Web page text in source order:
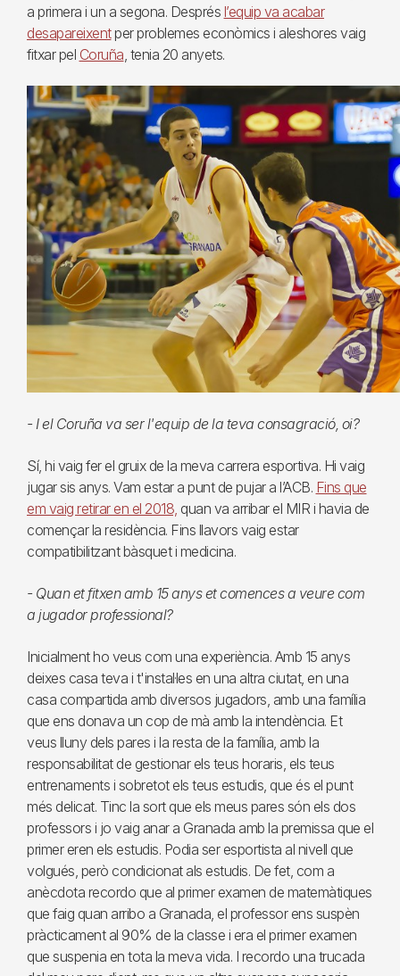
a primera i un a segona. Després l’equip va acabar
desapareixentper problemes econòmics i aleshores vaig
fitxar pel Coruña , tenia 20 anyets.
- I el Coruña va ser l'equip de la teva consagració, oi?
Sí, hi vaig fer el gruix de la meva carrera esportiva. Hi vaig
jugar sis anys. Vam estar a punt de pujar a l’ACB. Fins que
em vaig retirar en el 2018, quan va arribar el MIR i havia de
començar la residència. Fins llavors vaig estar
compatibilitzant bàsquet i medicina.
- Quan et fitxen amb 15 anys et comences a veure com
a jugador professional?
Inicialment ho veus com una experiència. Amb 15 anys
deixes casa teva i t'instal·les en una altra ciutat, en una
casa compartida amb diversos jugadors, amb una família
que ens donava un cop de mà amb la intendència. Et
veus lluny dels pares i la resta de la família, amb la
responsabilitat de gestionar els teus horaris, els teus
entrenaments i sobretot els teus estudis, que és el punt
més delicat. Tinc la sort que els meus pares són els dos
professors i jo vaig anar a Granada amb la premissa que el
primer eren els estudis. Podia ser esportista al nivell que
volgués, però condicionat als estudis. De fet, com a
anècdota recordo que al primer examen de matemàtiques
que faig quan arribo a Granada, el professor ens suspèn
pràcticament al 90% de la classe i era el primer examen
que suspenia en tota la meva vida. I recordo una trucada